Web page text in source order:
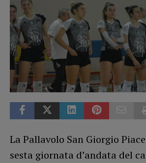
La Pallavolo San Giorgio
sesta giornata d’andata del